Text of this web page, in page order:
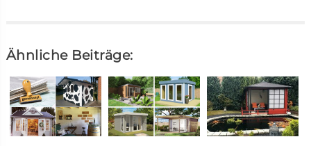
Ähnliche Beiträge: